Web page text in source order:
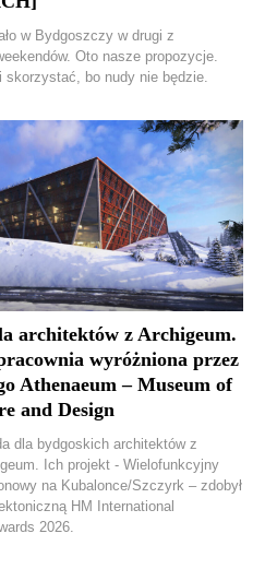
w Bydgoszczy w drugi z
Oto nasze propozycje.
skorzystać, bo nudy nie będzie.
architektów z Archigeum.
wyróżniona przez
Athenaeum – Museum of
and Design
dla bydgoskich architektów z
Ich projekt - Wielofunkcyjny
na Kubalonce/Szczyrk – zdobył
HM International
2026.